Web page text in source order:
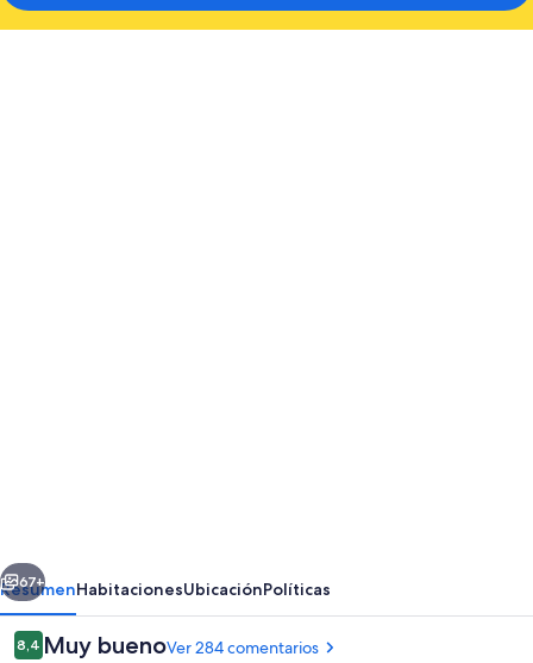
Siguiente
67+
ResumenHabitacionesUbicaciónPolíticas
Comentarios
8,48,4 de 10
Muy buenoVer 284 comentarios